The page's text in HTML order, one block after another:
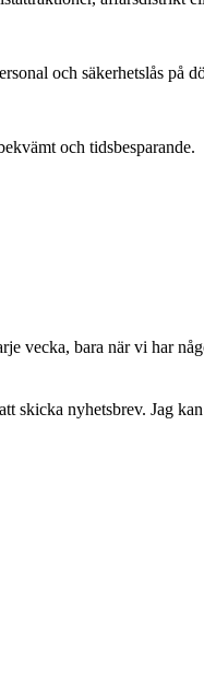
och säkerhetslås på
och tidsbesparande.
vecka, bara när vi har
skicka nyhetsbrev. Jag